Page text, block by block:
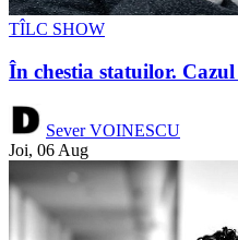
TÎLC SHOW
În chestia statuilor.
Sever VOINESCU
Joi, 06 Aug